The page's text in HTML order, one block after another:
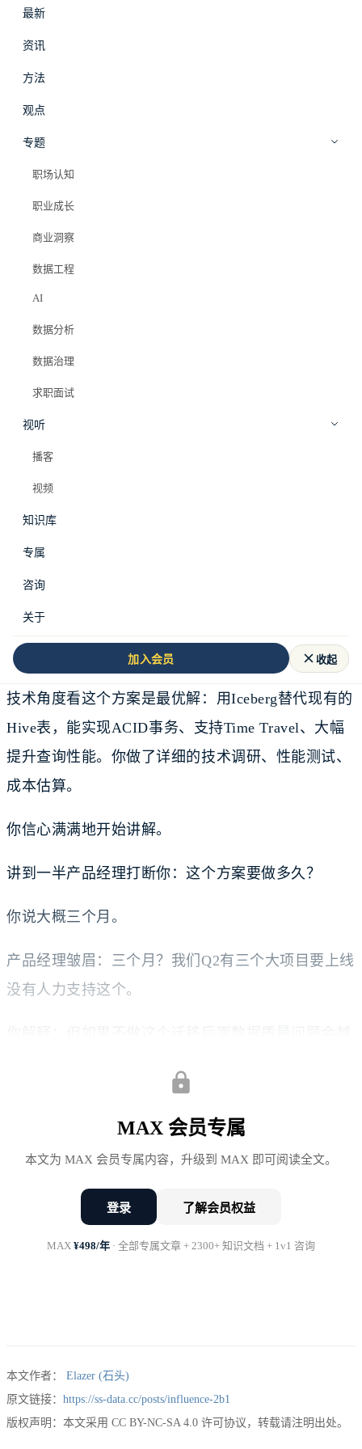
最新
资讯
方法
观点
专题
职场认知
职业成长
商业洞察
数据工程
AI
数据分析
数据治理
求职面试
视听
播客
视频
知识库
专属
咨询
关于
加入会员 收起
职场影响力
如何让技术决策被尊重
2026年4月9日
#职场影响力#数据工程师
MAX 会员专属
技术方案评审会。
你准备了两周，做了一个数据湖架构迁移的方案。从
技术角度看这个方案是最优解：用Iceberg替代现有的
Hive表，能实现ACID事务、支持Time Travel、大幅
提升查询性能。你做了详细的技术调研、性能测试、
成本估算。
你信心满满地开始讲解。
讲到一半产品经理打断你：这个方案要做多久？
你说大概三个月。
产品经理皱眉：三个月？我们Q2有三个大项目要上线
没有人力支持这个。
现在最重要的是把新项目做出来。
老板说：这样吧这个方案先放一放等Q2过了再说。
这是数据开发工程师最常见的困境之一。你做了技术
MAX 会员专属
本文为 MAX 会员专属内容，升级到 MAX 即可阅读全文。
登录 了解会员权益
MAX ¥498/年 · 全部专属文章 + 2300+ 知识文档 + 1v1 咨询
本文作者：
Elazer (石头)
原文链接： https://ss-data.cc/posts/influence-2b1
版权声明：本文采用 CC BY-NC-SA 4.0 许可协议，转载请注明出处。